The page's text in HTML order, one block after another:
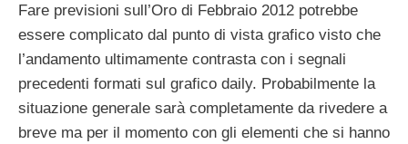
Fare previsioni sull’Oro di Febbraio 2012 potrebbe
essere complicato dal punto di vista grafico visto che
l’andamento ultimamente contrasta con i segnali
precedenti formati sul grafico daily. Probabilmente la
situazione generale sarà completamente da rivedere a
breve ma per il momento con gli elementi che si hanno